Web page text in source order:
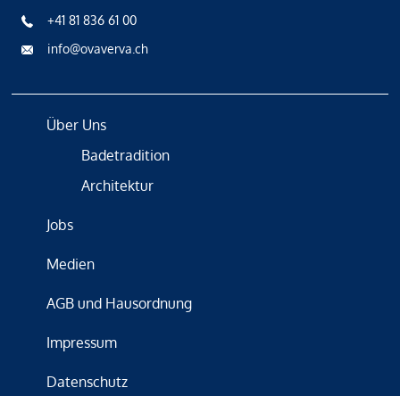
+41 81 836 61 00
info@ovaverva.ch
Über Uns
Badetradition
Architektur
Jobs
Medien
AGB und Hausordnung
Impressum
Datenschutz